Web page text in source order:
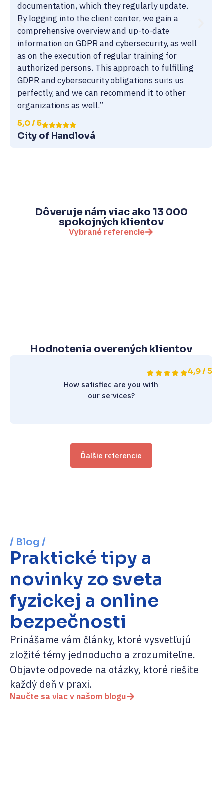
documentation, which they regularly update.
By logging into the client center, we gain a
comprehensive overview and up-to-date
information on GDPR and cybersecurity, as well
as on the execution of regular training for
authorized persons. This approach to fulfilling
GDPR and cybersecurity obligations suits us
perfectly, and we can recommend it to other
organizations as well.”
5,0 / 5
City of Handlová
Dôveruje nám viac ako 13 000
spokojných klientov
Vybrané referencie
Hodnotenia overených klientov
4,9 / 5
How satisfied are you with
our services?
Ďalšie referencie
/ Blog /
Praktické tipy a
novinky zo sveta
fyzickej a online
bezpečnosti
Prinášame vám články, ktoré vysvetľujú
zložité témy jednoducho a zrozumiteľne.
Objavte odpovede na otázky, ktoré riešite
každý deň v praxi.
Naučte sa viac v našom blogu